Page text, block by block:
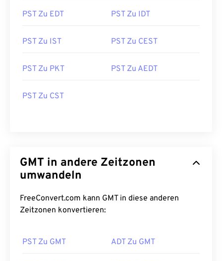
PST Zu EDT PST Zu IDT
PST Zu IST PST Zu CEST
PST Zu PKT PST Zu AEDT
PST Zu CST
GMT in andere Zeitzonen
umwandeln
FreeConvert.com kann GMT in diese anderen
Zeitzonen konvertieren:
PST Zu GMT ADT Zu GMT